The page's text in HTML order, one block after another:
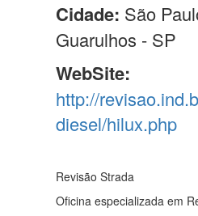
Cidade: São
Guarulhos - SP
WebSite:
http://
diesel/hilux.php
Revisão Strada
Oficina especializada em